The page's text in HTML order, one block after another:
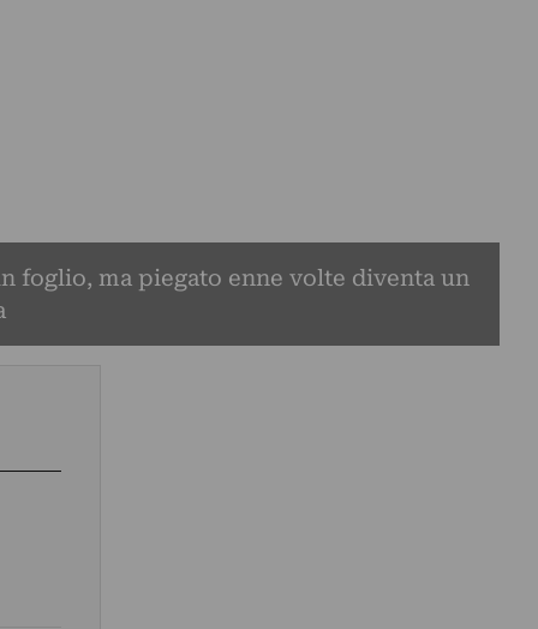
foglio, ma piegato enne volte diventa un